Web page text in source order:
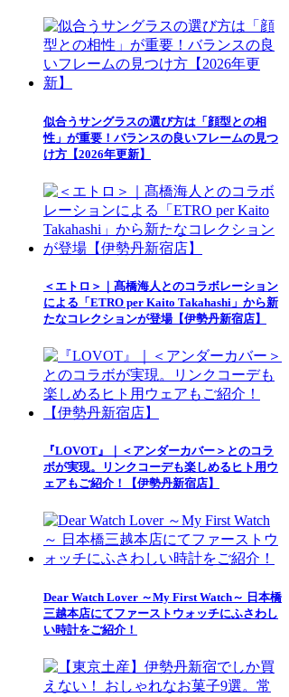
似合うサングラスの選び方は「顔型との相
性」が重要！バランスの良いフレームの見つ
け方【2026年更新】
＜エトロ＞｜髙橋海人とのコラボレーション
による「ETRO per Kaito Takahashi」から新
たなコレクションが登場【伊勢丹新宿店】
『LOVOT』｜＜アンダーカバー＞とのコラ
ボが実現。リンクコーデも楽しめるヒト用ウ
ェアもご紹介！【伊勢丹新宿店】
Dear Watch Lover ～My First Watch～ 日本橋
三越本店にてファーストウォッチにふさわし
い時計をご紹介！